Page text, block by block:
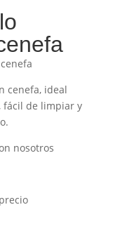
cenefa, ideal
fácil de limpiar y
nosotros